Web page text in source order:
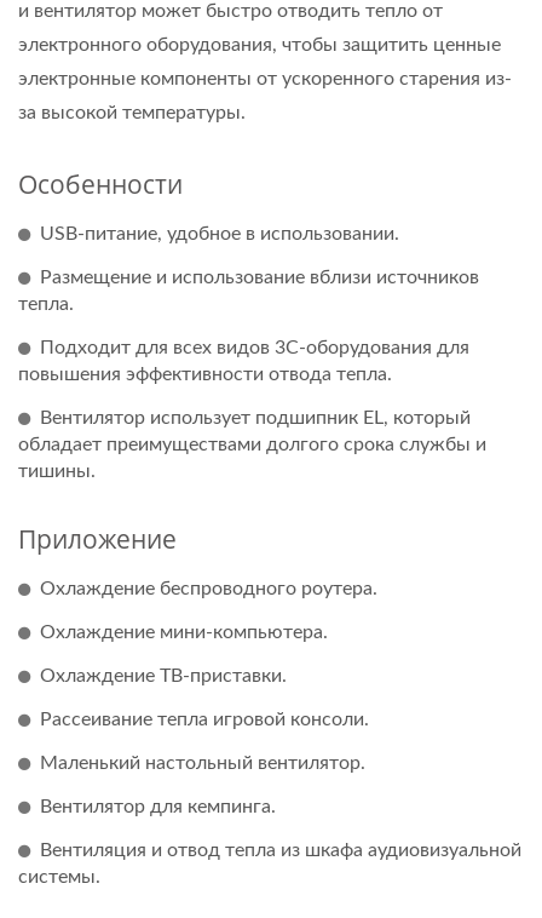
и вентилятор может быстро отводить тепло от
электронного оборудования, чтобы защитить ценные
электронные компоненты от ускоренного старения из-
за высокой температуры.
Особенности
USB-питание, удобное в использовании.
Размещение и использование вблизи источников
тепла.
Подходит для всех видов 3C-оборудования для
повышения эффективности отвода тепла.
Вентилятор использует подшипник EL, который
обладает преимуществами долгого срока службы и
тишины.
Приложение
Охлаждение беспроводного роутера.
Охлаждение мини-компьютера.
Охлаждение ТВ-приставки.
Рассеивание тепла игровой консоли.
Маленький настольный вентилятор.
Вентилятор для кемпинга.
Вентиляция и отвод тепла из шкафа аудиовизуальной
системы.